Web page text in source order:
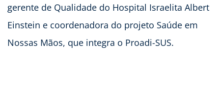
gerente de Qualidade do Hospital Israelita Albert
Einstein e coordenadora do projeto Saúde em
Nossas Mãos, que integra o Proadi-SUS.